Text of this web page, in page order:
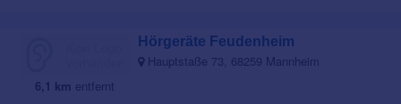
6,1 km entfernt
Hörgeräte Feudenheim
Hauptstaße 73, 68259 Mannheim